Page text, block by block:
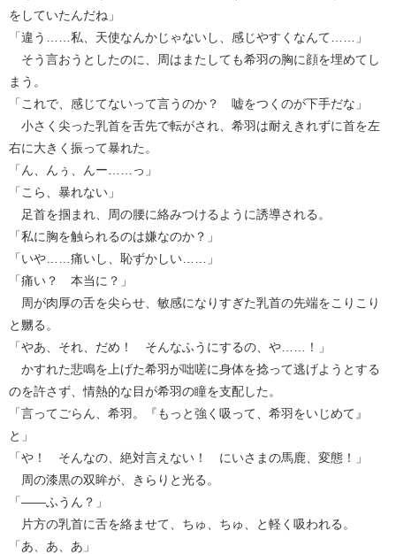
をしていたんだね」
「違う……私、天使なんかじゃないし、感じやすくなんて……」
そう言おうとしたのに、周はまたしても希羽の胸に顔を埋めてし
まう。
「これで、感じてないって言うのか？ 嘘をつくのが下手だな」
小さく尖った乳首を舌先で転がされ、希羽は耐えきれずに首を左
右に大きく振って暴れた。
「ん、んぅ、んー……っ」
「こら、暴れない」
足首を掴まれ、周の腰に絡みつけるように誘導される。
「私に胸を触られるのは嫌なのか？」
「いや……痛いし、恥ずかしい……」
「痛い？ 本当に？」
周が肉厚の舌を尖らせ、敏感になりすぎた乳首の先端をこりこり
と嬲る。
「やあ、それ、だめ！ そんなふうにするの、や……！」
かすれた悲鳴を上げた希羽が咄嗟に身体を捻って逃げようとする
のを許さず、情熱的な目が希羽の瞳を支配した。
「言ってごらん、希羽。『もっと強く吸って、希羽をいじめて』
と」
「や！ そんなの、絶対言えない！ にいさまの馬鹿、変態！」
周の漆黒の双眸が、きらりと光る。
「――ふうん？」
片方の乳首に舌を絡ませて、ちゅ、ちゅ、と軽く吸われる。
「あ、あ、あ」